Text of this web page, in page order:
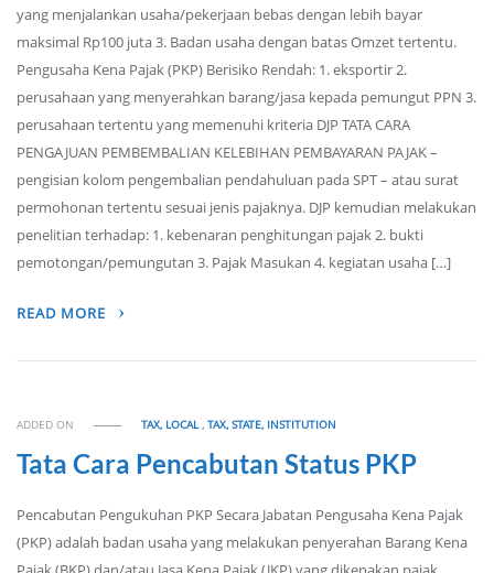
yang menjalankan usaha/pekerjaan bebas dengan lebih bayar
maksimal Rp100 juta 3. Badan usaha dengan batas Omzet tertentu.
Pengusaha Kena Pajak (PKP) Berisiko Rendah: 1. eksportir 2.
perusahaan yang menyerahkan barang/jasa kepada pemungut PPN 3.
perusahaan tertentu yang memenuhi kriteria DJP TATA CARA
PENGAJUAN PEMBEMBALIAN KELEBIHAN PEMBAYARAN PAJAK –
pengisian kolom pengembalian pendahuluan pada SPT – atau surat
permohonan tertentu sesuai jenis pajaknya. DJP kemudian melakukan
penelitian terhadap: 1. kebenaran penghitungan pajak 2. bukti
pemotongan/pemungutan 3. Pajak Masukan 4. kegiatan usaha […]
READ MORE
ADDED ON TAX, LOCAL,TAX, STATE, INSTITUTION
Tata Cara Pencabutan Status PKP
Pencabutan Pengukuhan PKP Secara Jabatan Pengusaha Kena Pajak
(PKP) adalah badan usaha yang melakukan penyerahan Barang Kena